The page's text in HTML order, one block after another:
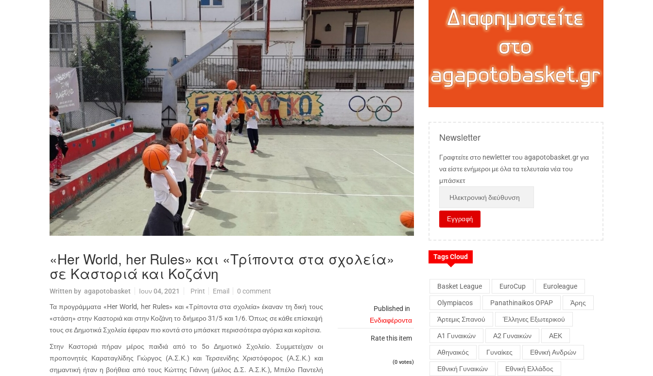
«Her World, her Rules» και «Τρίποντα στα σχολεία»
σε Καστοριά και Κοζάνη
Written by agapotobasket Ιουν 04, 2021 Print Email 0 comment
Published in
Ενδιαφέροντα
Rate this item
(0 votes)
Τα προγράμματα «Her World, her Rules» και «Τρίποντα στα σχολεία» έκαναν τη δική τους
«στάση» στην Καστοριά και στην Κοζάνη το διήμερο 31/5 και 1/6. Όπως σε κάθε επίσκεψή
τους σε Δημοτικά Σχολεία έφεραν πιο κοντά στο μπάσκετ περισσότερα αγόρια και κορίτσια.
Στην Καστοριά πήραν μέρος παιδιά από το 5ο Δημοτικό Σχολείο. Συμμετείχαν οι
προπονητές Καραταγλίδης Γιώργος (Α.Σ.Κ.) και Τερσενίδης Χριστόφορος (Α.Σ.Κ.) και
σημαντική ήταν η βοήθεια από τους Κώττης Γιάννη (μέλος Δ.Σ. Α.Σ.Κ.), Μπέλο Παντελή
Newsletter
Γραφτείτε στο newletter του agapotobasket.gr για
να είστε ενήμεροι με όλα τα τελευταία νέα του
μπάσκετ
Tags Cloud
Basket League EuroCup Euroleague
Olympiacos Panathinaikos OPAP Άρης
Άρτεμις Σπανού Έλληνες Εξωτερικού
Α1 Γυναικών Α2 Γυναικών ΑΕΚ
Αθηναικός Γυναίκες Εθνική Ανδρών
Εθνική Γυναικών Εθνική Ελλάδος